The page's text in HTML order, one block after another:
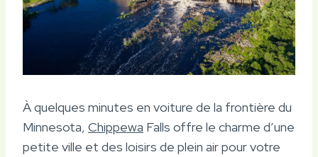
À quelques minutes en voiture de la frontière du
Minnesota, Chippewa Falls offre le charme d’une
petite ville et des loisirs de plein air pour votre